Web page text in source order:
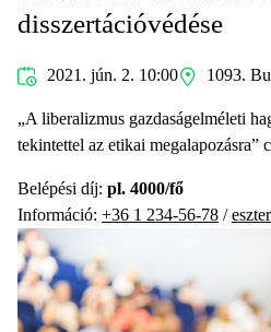
disszertációvédése
2021. jún. 2. 10:00 1093.
„A liberalizmus gazdaságelméleti
tekintettel az etikai megalapozásra”
Belépési díj: pl. 4000/fő
Információ: +36 1 234-56-78 /